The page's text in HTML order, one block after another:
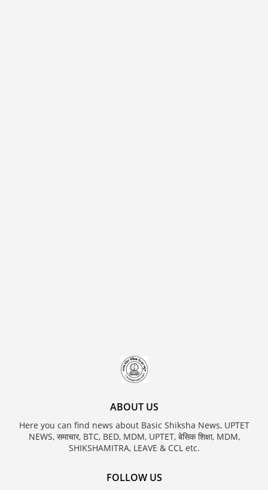
ABOUT US
Here you can find news about Basic Shiksha News, UPTET
NEWS, समाचार, BTC, BED, MDM, UPTET, बेसिक शिक्षा, MDM,
SHIKSHAMITRA, LEAVE & CCL etc.
FOLLOW US